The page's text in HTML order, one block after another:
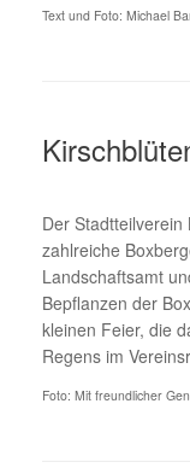
Text und Foto: Michael
Der
zahlreiche
Landschaftsamt
Bepflanzen der
kleinen Feier, die
Regens im
Foto: Mit freundlicher